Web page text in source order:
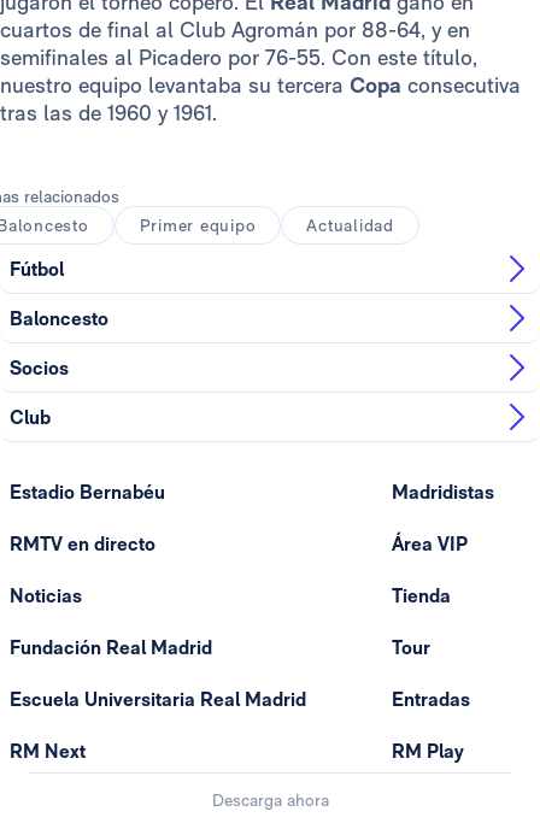
cuartos de final al Club Agromán por 88-64, y en
semifinales al Picadero por 76-55. Con este título,
nuestro equipo levantaba su tercera Copa consecutiva
tras las de 1960 y 1961.
relacionados
Primer equipo Actualidad
Fútbol
Baloncesto
Socios
Club
Estadio Bernabéu
RMTV en directo
Noticias
Fundación Real Madrid
Escuela Universitaria Real Madrid
RM Next
Madridistas
Área VIP
Tienda
Tour
Entradas
RM Play
Descarga ahora